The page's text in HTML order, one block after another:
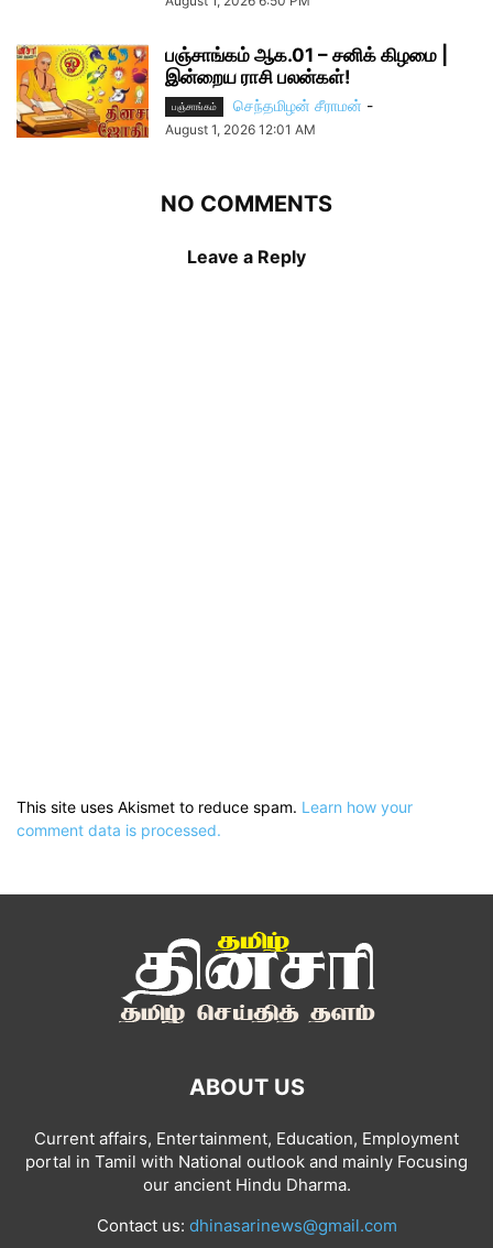
பஞ்சாங்கம் ஆக.01 – சனிக் கிழமை |
இன்றைய ராசி பலன்கள்!
பஞ்சாங்கம் செந்தமிழன் சீராமன் -
August 1, 2026 12:01 AM
NO COMMENTS
Leave a Reply
This site uses Akismet to reduce spam. Learn how your
comment data is processed.
ABOUT US
Current affairs, Entertainment, Education, Employment
portal in Tamil with National outlook and mainly Focusing
our ancient Hindu Dharma.
Contact us: dhinasarinews@gmail.com